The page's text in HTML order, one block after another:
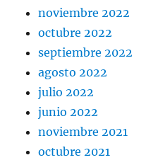
noviembre 2022
octubre 2022
septiembre 2022
agosto 2022
julio 2022
junio 2022
noviembre 2021
octubre 2021